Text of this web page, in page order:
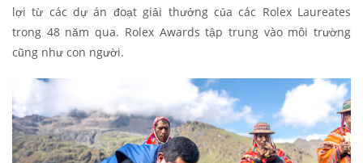
lợi từ các dự án đoạt giải thưởng của các Rolex Laureates
trong 48 năm qua. Rolex Awards tập trung vào môi trường
cũng như con người.